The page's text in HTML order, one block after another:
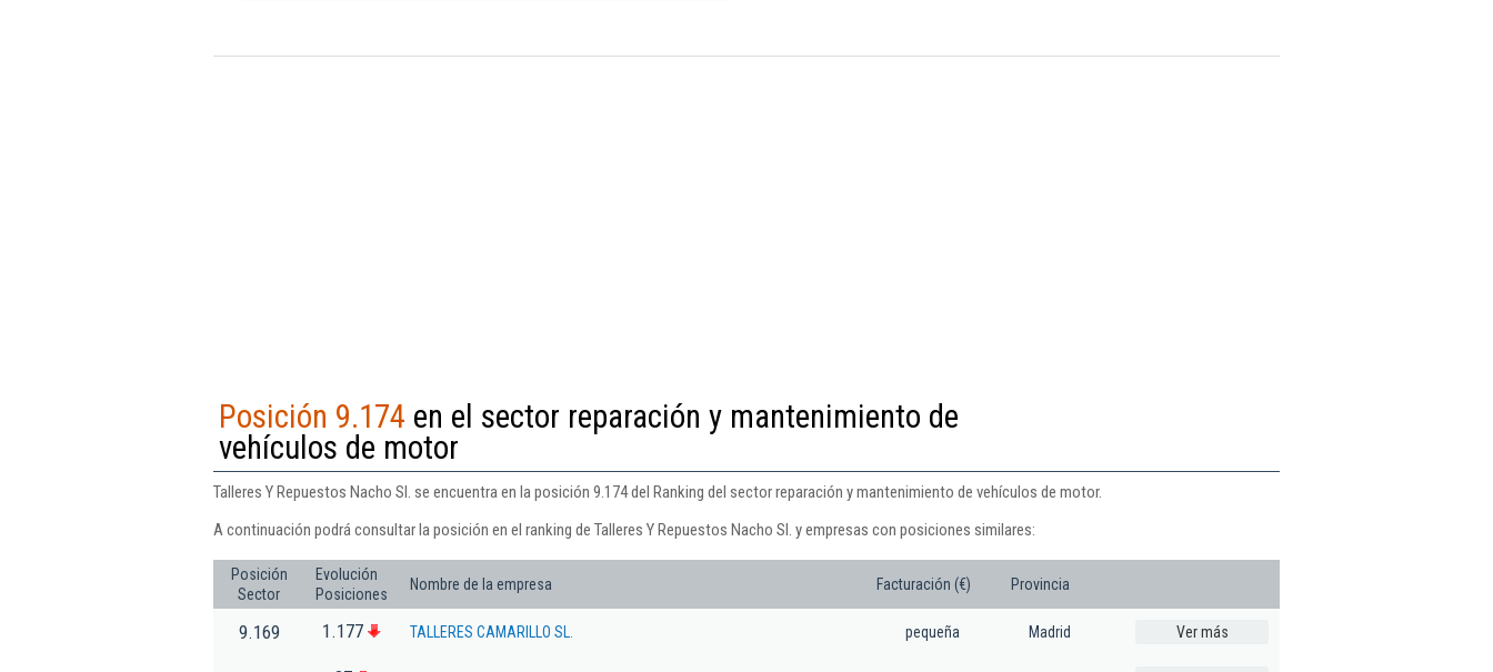
Posición 9.174 en el sector reparación y mantenimiento de
vehículos de motor
Talleres Y Repuestos Nacho Sl. se encuentra en la posición 9.174 del Ranking del sector reparación y mantenimiento de vehículos de motor.
A continuación podrá consultar la posición en el ranking de Talleres Y Repuestos Nacho Sl. y empresas con posiciones similares:
Posición
Sector
Evolución
Posiciones
Nombre de la empresa Facturación (€) Provincia
9.169 1.177 TALLERES CAMARILLO SL. pequeña Madrid Ver más